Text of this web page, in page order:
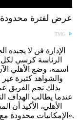
عرض لفترة محدودة مقدم 1.5% و
TMG
الإدارة فن لا يجيده
الرئاسة كرسي
اسمه، وضع الأهلي
والشواهد كثيرة
بذلك نجم الفريق
عندما يطالب الهداف
الأهلي، الأكيد أن
«الإمكانيات محدودة مع هذه الإدارة»، وضح للجميع أين تكمن الأزمة.